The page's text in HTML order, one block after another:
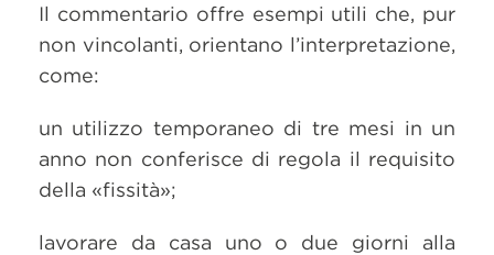
Il commentario offre esempi utili che, pur
non vincolanti, orientano l’interpretazione,
come:
un utilizzo temporaneo di tre mesi in un
anno non conferisce di regola il requisito
della «fissità»;
lavorare da casa uno o due giorni alla